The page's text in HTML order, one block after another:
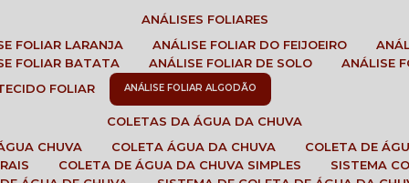
ANÁLISES FOLIARES
FOLIAR LARANJA
ANÁLISE FOLIAR DO FEIJOEIRO
FOLIAR BATATA
ANÁLISE FOLIAR DE SOLO
ANÁLISE
FOLIAR
ANÁLISE FOLIAR ALGODÃO
COLETAS DA ÁGUA DA CHUVA
CHUVA
COLETA ÁGUA DA CHUVA
COLETA DE
COLETA DE ÁGUA DA CHUVA SIMPLES
SISTEMA